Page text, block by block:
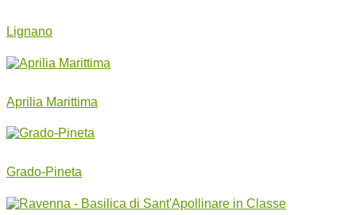
Lignano
Aprilia Marittima
Grado-Pineta